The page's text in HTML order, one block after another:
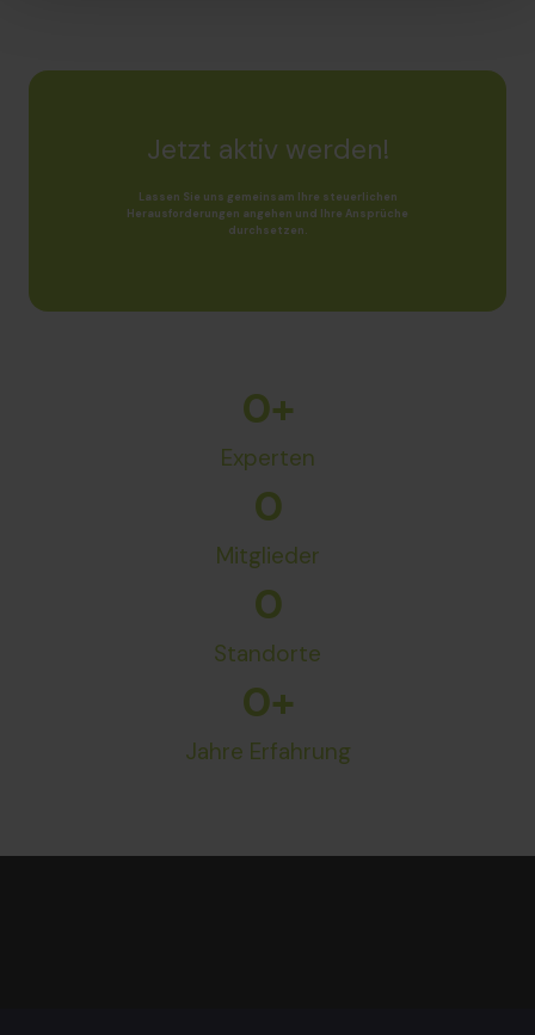
Jetzt aktiv werden!
Lassen Sie uns gemeinsam Ihre steuerlichen
Herausforderungen angehen und Ihre Ansprüche
durchsetzen.
Experten
0+
Mitglieder
0
Standorte
0
Jahre Erfahrung
0+